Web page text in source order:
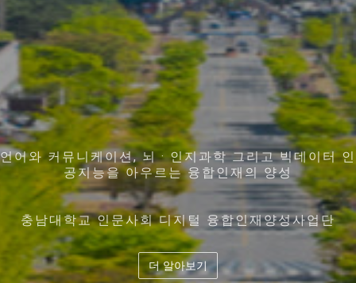
어서 오세요, 환영합니다!
충남대학교 인문사회 디지털 융합인재양성사업단입니
다.
CNU Humanities Utmost Sharing System (HUSS)
더 알아보기
언어와 커뮤니케이션, 뇌 · 인지과학 그리고 빅데이터 인
공지능을 아우르는 융합인재의 양성
충남대학교 인문사회 디지털 융합인재양성사업단
더 알아보기
디지털 시대 인간과 기술에 대한 통찰력을 바탕으로
공존 · 공공 · 공유의 가치를 지향하는 디지털 시대의 창
도
더 알아보기
인간과 기술에 대한 근본적인 이해를 바탕으로 디지털
기술을 활용하고
디지털 기술을 기반으로 사회문제 해결을 역량을 갖춘
융합인재양성
더 알아보기
지역사회의 특성과 특화산업 , 각 대학의 강점을 고도화
시킨 5개 대학이 컨소시엄을 구성하여
교육 과정의 유기적 결합 및 협력과 공유체계 확립
더 알아보기